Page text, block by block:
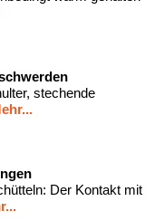
stechende
Der Kontakt mit